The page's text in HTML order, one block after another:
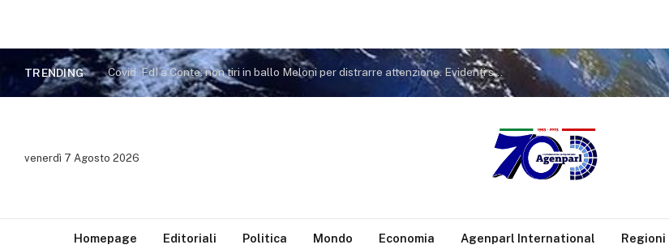
TRENDING Covid. FdI a Conte: non tiri in ballo Meloni per distrarre attenzione. Evidenti sue responsabilità nella gestione pandemia
venerdì 7 Agosto 2026
Homepage Editoriali Politica Mondo Economia Agenparl International Regioni